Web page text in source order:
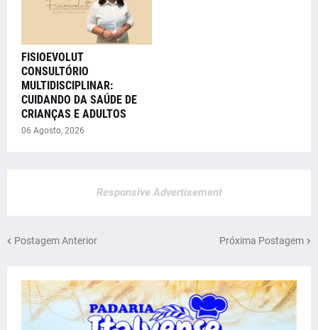
FISIOEVOLUT
CONSULTÓRIO
MULTIDISCIPLINAR:
CUIDANDO DA SAÚDE DE
CRIANÇAS E ADULTOS
06 Agosto, 2026
Responsive Advertisement
Postagem Anterior Próxima Postagem